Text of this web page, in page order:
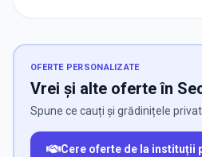
OFERTE PERSONALIZATE
Vrei și alte oferte în
Spune ce cauți și grădinițele
Cere oferte de la instituții